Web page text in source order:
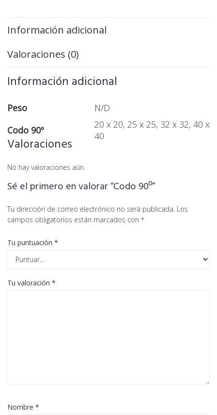
Información adicional
Valoraciones (0)
Información adicional
Peso
N/D
Codo 90º
20 x 20, 25 x 25, 32 x 32, 40 x
40
Valoraciones
No hay valoraciones aún.
Sé el primero en valorar “Codo 90º”
Tu dirección de correo electrónico no será publicada. Los
campos obligatorios están marcados con *
Tu puntuación *
Tu valoración *
Nombre *